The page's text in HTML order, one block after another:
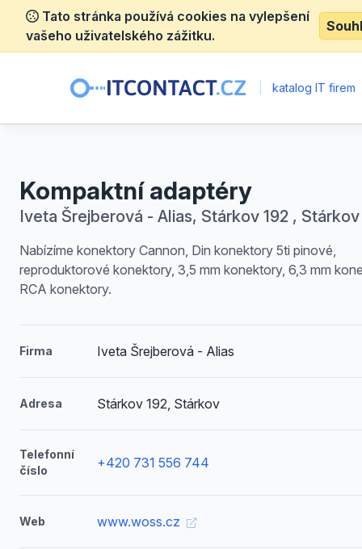
Tato stránka používá cookies na vylepšení
vašeho uživatelského zážitku.
katalog IT firem
Kompaktní adaptéry
Iveta Šrejberová - Alias, Stárkov 192 , Stárkov
Nabízíme konektory Cannon, Din konektory 5ti pinové,
reproduktorové konektory, 3,5 mm konektory, 6,3 mm
RCA konektory.
Firma Iveta Šrejberová - Alias
Adresa Stárkov 192, Stárkov
Telefonní
číslo
+420 731 556 744
Web www.woss.cz